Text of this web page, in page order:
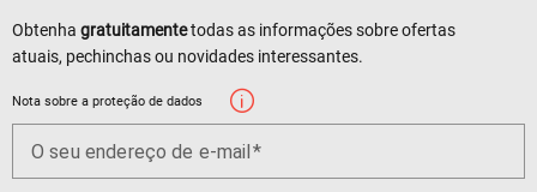
Obtenha gratuitamentetodas as informações sobre ofertas
atuais, pechinchas ou novidades interessantes.
Nota sobre a proteção de dados
O seu endereço de e-mail